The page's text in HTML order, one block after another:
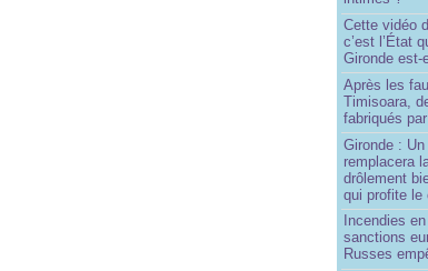
Cette vidéo
c’est l’État
Gironde est-
Après les
Timisoara,
fabriqués par
Gironde :
remplacera
drôlement
qui profite le
Incendies
sanctions
Russes